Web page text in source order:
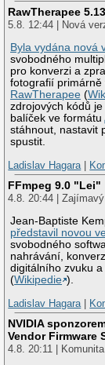
RawTherapee 5.13
5.8. 12:44 | Nová
Byla vydána nová
svobodného
pro konverzi a
fotografií primárně
RawTherapee (
zdrojových kódů
balíček ve formátu
stáhnout, nastavit
spustit.
Ladislav Hagara
FFmpeg 9.0 "Lei"
4.8. 20:44 |
Jean-Baptiste
představil novou
svobodného
nahrávání,
digitálního zvuku a
(Wikipedie ).
Ladislav Hagara
NVIDIA
Vendor Firmware
4.8. 20:11 | Komunita